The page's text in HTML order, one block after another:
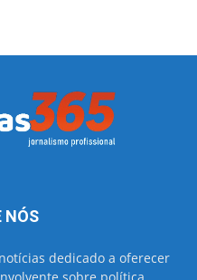
NÓS
dedicado a oferecer